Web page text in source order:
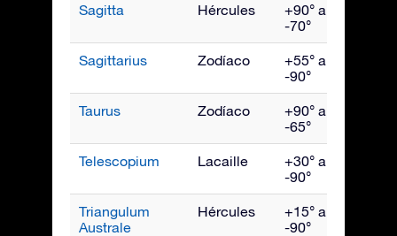
Sagitta Hércules
+90° a
-70°
Sagittarius Zodíaco
+55° a
-90°
Taurus Zodíaco
+90° a
-65°
Telescopium Lacaille
+30° a
-90°
Triangulum
Australe
Hércules
+15° a
-90°